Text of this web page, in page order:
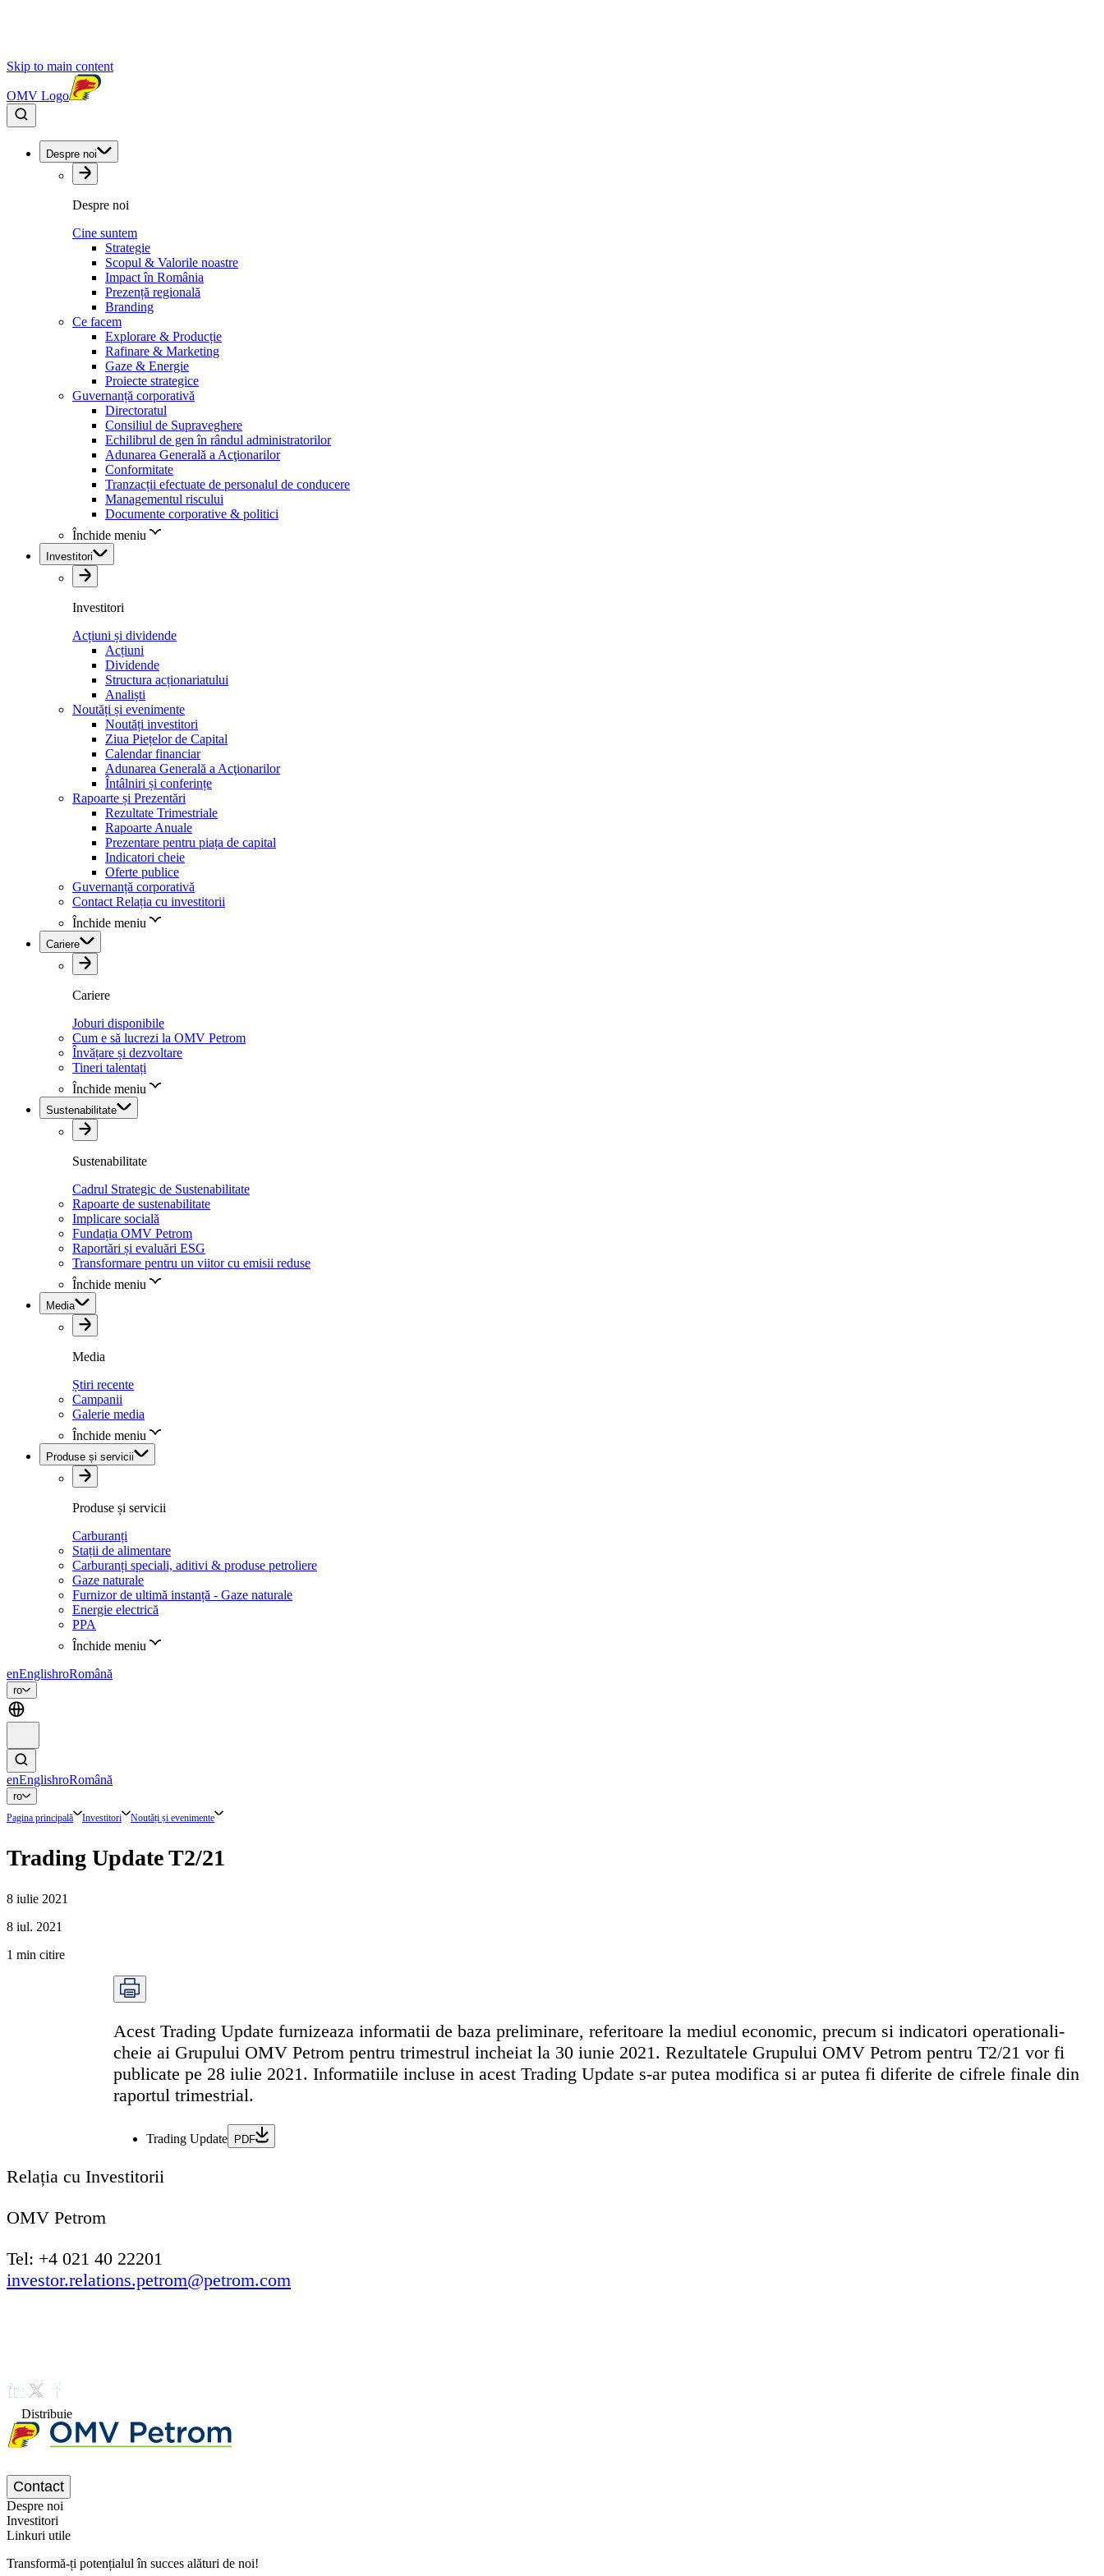
Skip to main content
OMV Logo
Despre noi
Despre noi
Cine suntem
Strategie
Scopul & Valorile noastre
Impact în România
Prezență regională
Branding
Ce facem
Explorare & Producție
Rafinare & Marketing
Gaze & Energie
Proiecte strategice
Guvernanță corporativă
Directoratul
Consiliul de Supraveghere
Echilibrul de gen în rândul administratorilor
Adunarea Generală a Acţionarilor
Conformitate
Tranzacții efectuate de personalul de conducere
Managementul riscului
Documente corporative & politici
Închide meniu
Investitori
Investitori
Acțiuni și dividende
Acțiuni
Dividende
Structura acționariatului
Analiști
Noutăți și evenimente
Noutăți investitori
Ziua Piețelor de Capital
Calendar financiar
Adunarea Generală a Acţionarilor
Întâlniri și conferințe
Rapoarte și Prezentări
Rezultate Trimestriale
Rapoarte Anuale
Prezentare pentru piața de capital
Indicatori cheie
Oferte publice
Guvernanță corporativă
Contact Relația cu investitorii
Închide meniu
Cariere
Cariere
Joburi disponibile
Cum e să lucrezi la OMV Petrom
Învățare și dezvoltare
Tineri talentați
Închide meniu
Sustenabilitate
Sustenabilitate
Cadrul Strategic de Sustenabilitate
Rapoarte de sustenabilitate
Implicare socială
Fundația OMV Petrom
Raportări și evaluări ESG
Transformare pentru un viitor cu emisii reduse
Închide meniu
Media
Media
Știri recente
Campanii
Galerie media
Închide meniu
Produse și servicii
Produse și servicii
Carburanți
Stații de alimentare
Carburanți speciali, aditivi & produse petroliere
Gaze naturale
Furnizor de ultimă instanță - Gaze naturale
Energie electrică
PPA
Închide meniu
enEnglishroRomână
ro
enEnglishroRomână
ro
Pagina principală Investitori Noutăți și evenimente
Trading Update T2/21
8 iulie 2021
8 iul. 2021
1 min citire
Acest Trading Update furnizeaza informatii de baza preliminare, referitoare la mediul economic, precum si indicatori operationali-
cheie ai Grupului OMV Petrom pentru trimestrul incheiat la 30 iunie 2021. Rezultatele Grupului OMV Petrom pentru T2/21 vor fi
publicate pe 28 iulie 2021. Informatiile incluse in acest Trading Update s-ar putea modifica si ar putea fi diferite de cifrele finale din
raportul trimestrial.
Trading Update PDF
Relația cu Investitorii
OMV Petrom
Tel: +4 021 40 22201
investor.relations.petrom@petrom.com
Distribuie
Contact
Despre noi
Investitori
Linkuri utile
Transformă-ți potențialul în succes alături de noi!